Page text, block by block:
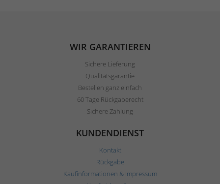
WIR GARANTIEREN
Sichere Lieferung
Qualitätsgarantie
Bestellen ganz einfach
60 Tage Rückgaberecht
Sichere Zahlung
KUNDENDIENST
Kontakt
Rückgabe
Kaufinformationen & Impressum